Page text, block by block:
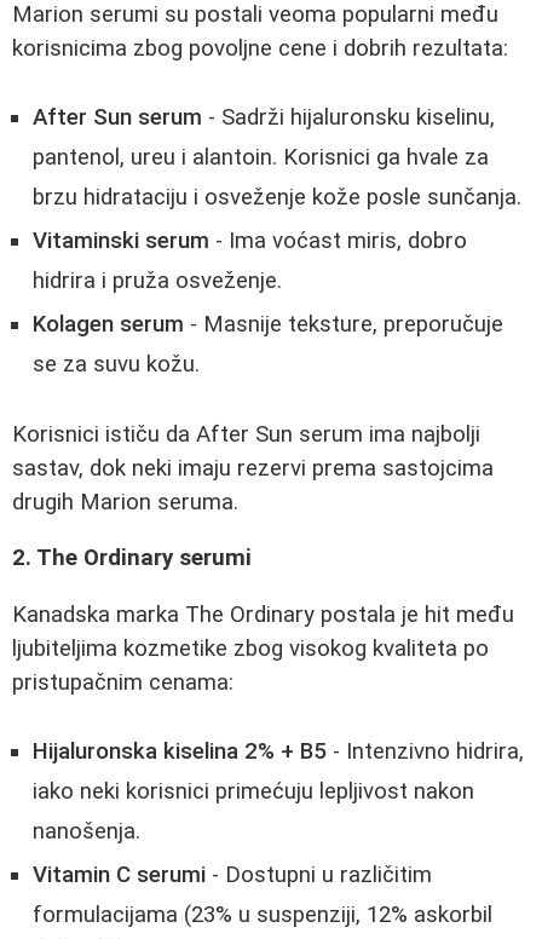
Marion serumi su postali veoma popularni među
korisnicima zbog povoljne cene i dobrih rezultata:
After Sun serum - Sadrži hijaluronsku kiselinu,
pantenol, ureu i alantoin. Korisnici ga hvale za
brzu hidrataciju i osveženje kože posle sunčanja.
Vitaminski serum - Ima voćast miris, dobro
hidrira i pruža osveženje.
Kolagen serum - Masnije teksture, preporučuje
se za suvu kožu.
Korisnici ističu da After Sun serum ima najbolji
sastav, dok neki imaju rezervi prema sastojcima
drugih Marion seruma.
2. The Ordinary serumi
Kanadska marka The Ordinary postala je hit među
ljubiteljima kozmetike zbog visokog kvaliteta po
pristupačnim cenama:
Hijaluronska kiselina 2% + B5 - Intenzivno hidrira,
iako neki korisnici primećuju lepljivost nakon
nanošenja.
Vitamin C serumi - Dostupni u različitim
formulacijama (23% u suspenziji, 12% askorbil